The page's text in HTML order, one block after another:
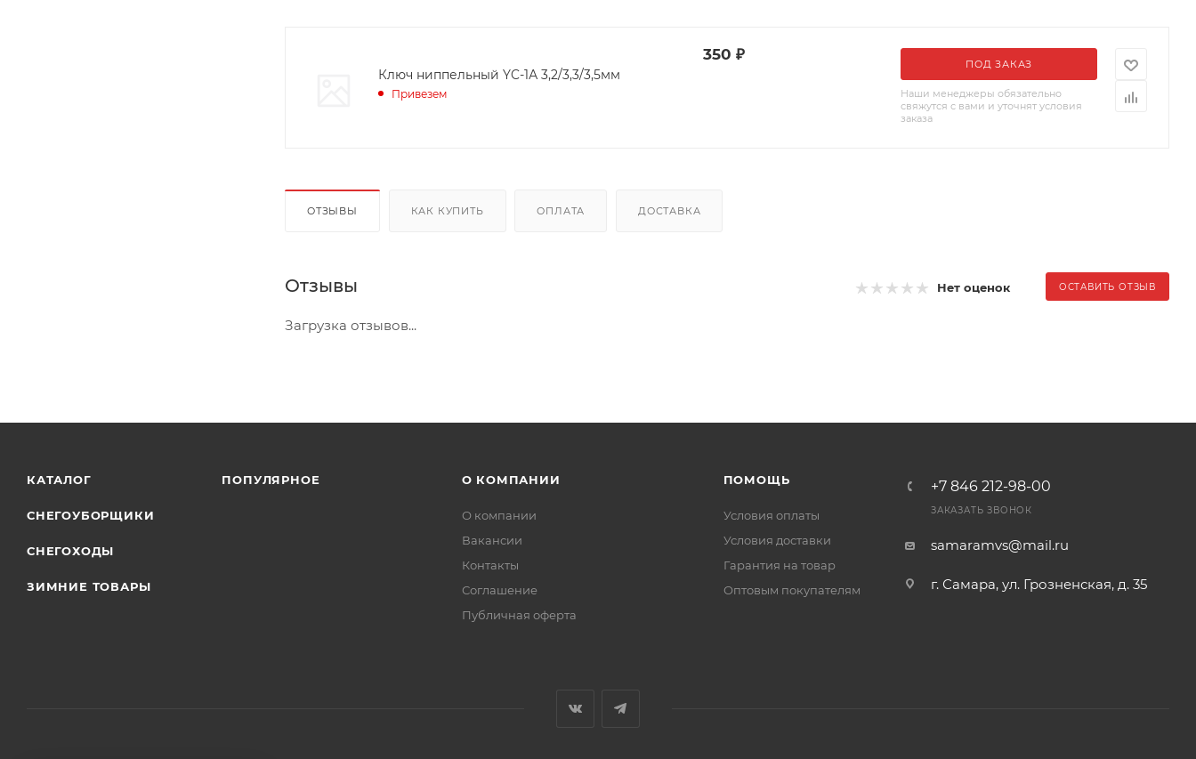
Ключ ниппельный YC-1А 3,2/3,3/3,5мм
Привезем
350 ₽
ПОД ЗАКАЗ
Наши менеджеры обязательно
свяжутся с вами и уточнят условия
заказа
ОТЗЫВЫ КАК КУПИТЬ ОПЛАТА ДОСТАВКА
Отзывы Нет оценок ОСТАВИТЬ ОТЗЫВ
Загрузка отзывов...
КАТАЛОГ
СНЕГОУБОРЩИКИ
СНЕГОХОДЫ
ЗИМНИЕ ТОВАРЫ
ПОПУЛЯРНОЕ О КОМПАНИИ
О компании
Вакансии
Контакты
Соглашение
Публичная оферта
ПОМОЩЬ
Условия оплаты
Условия доставки
Гарантия на товар
Оптовым покупателям
+7 846 212-98-00
ЗАКАЗАТЬ ЗВОНОК
samaramvs@mail.ru
г. Самара, ул. Грозненская, д. 35